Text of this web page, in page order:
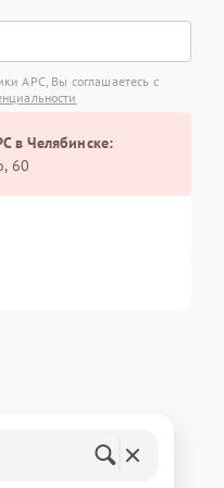
APC, Вы соглашаетесь с
в Челябинске:
60